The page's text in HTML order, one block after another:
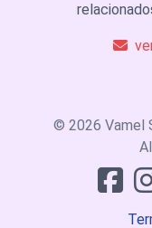
© 2026 Vamel